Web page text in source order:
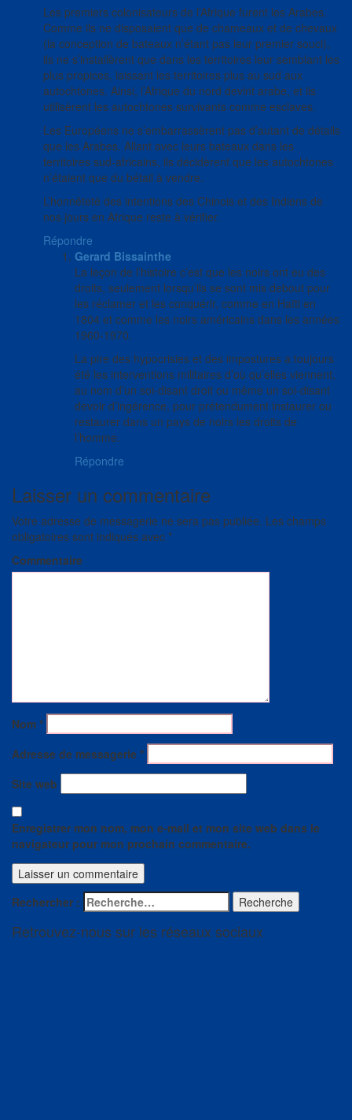
Les premiers colonisateurs de l’Afrique furent les Arabes.
Comme ils ne disposaient que de chameaux et de chevaux
(la conception de bateaux n’étant pas leur premier souci),
ils ne s’installèrent que dans les territoires leur semblant les
plus propices, laissant les territoires plus au sud aux
autochtones. Ainsi, l’Afrique du nord devint arabe, et ils
utilisèrent les autochtones survivants comme esclaves.
Les Européens ne s’embarrassèrent pas d’autant de détails
que les Arabes. Allant avec leurs bateaux dans les
territoires sud-africains, ils décidèrent que les autochtones
n’étaient que du bétail à vendre.
L’honnêteté des intentions des Chinois et des Indiens de
nos jours en Afrique reste à vérifier.
Répondre
Gerard Bissainthe
La leçon de l’histoire c’est que les noirs ont eu des
droits, seulement lorsqu’ils se sont mis debout pour
les réclamer et les conquérir, comme en Haïti en
1804 et comme les noirs américains dans les années
1960-1970.
La pire des hypocrisies et des impostures a toujours
été les interventions militaires d’où qu’elles viennent,
au nom d’un soi-disant droit ou même un soi-disant
devoir d’ingérence, pour prétendument instaurer ou
restaurer dans un pays de noirs les droits de
l’homme.
Répondre
Laisser un commentaire
Votre adresse de messagerie ne sera pas publiée. Les champs
obligatoires sont indiqués avec *
Commentaire
Nom *
Adresse de messagerie *
Site web
Enregistrer mon nom, mon e-mail et mon site web dans le
navigateur pour mon prochain commentaire.
Rechercher : Recherche
Retrouvez-nous sur les réseaux sociaux